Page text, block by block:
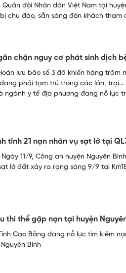
đội Nhân dân Việt Nam tại
chu đáo, sẵn sàng đón khách tham
chặn nguy cơ phát sinh dịch
Hoàn lưu bão số 3 đã khiến hàng
phải tạm trú trong các lán,
ngành y tế địa phương đang nỗ lực
tính 21 nạn nhân vụ sạt lở tại
Ngày 11/9, Công an huyện Nguyên
lở đất xảy ra rạng sáng 9/9 tại
thi thể gặp nạn tại huyện
Tỉnh Cao Bằng đang nỗ lực tìm kiếm
Bình